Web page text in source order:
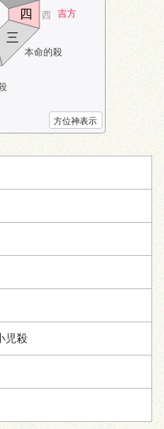
吉方
本命的殺
西
三
四
方位神表示
児殺